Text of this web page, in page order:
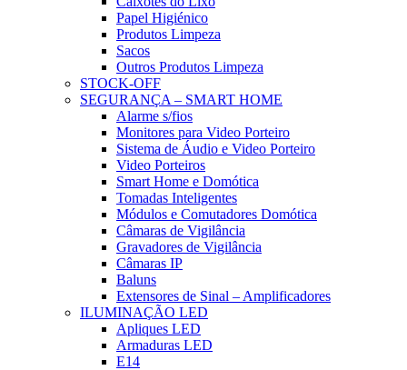
Papel Higiénico
Produtos Limpeza
Sacos
Outros Produtos Limpeza
STOCK-OFF
SEGURANÇA – SMART HOME
Alarme s/fios
Monitores para Video Porteiro
Sistema de Áudio e Video Porteiro
Video Porteiros
Smart Home e Domótica
Tomadas Inteligentes
Módulos e Comutadores Domótica
Câmaras de Vigilância
Gravadores de Vigilância
Câmaras IP
Baluns
Extensores de Sinal – Amplificadores
ILUMINAÇÃO LED
Apliques LED
Armaduras LED
E14